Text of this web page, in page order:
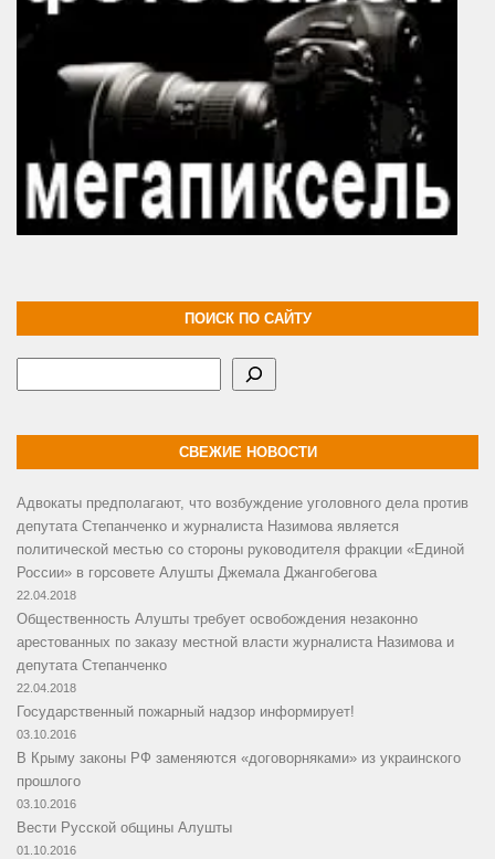
ПОИСК ПО САЙТУ
СВЕЖИЕ НОВОСТИ
Адвокаты предполагают, что возбуждение уголовного дела против
депутата Степанченко и журналиста Назимова является
политической местью со стороны руководителя фракции «Единой
России» в горсовете Алушты Джемала Джангобегова
22.04.2018
Общественность Алушты требует освобождения незаконно
арестованных по заказу местной власти журналиста Назимова и
депутата Степанченко
22.04.2018
Государственный пожарный надзор информирует!
03.10.2016
В Крыму законы РФ заменяются «договорняками» из украинского
прошлого
03.10.2016
Вести Русской общины Алушты
01.10.2016